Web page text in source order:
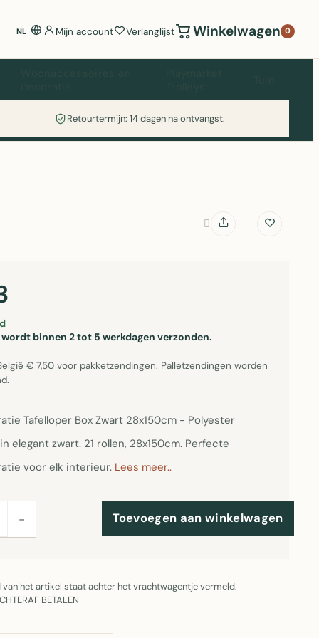
NL Mijn account Verlanglijst Winkelwagen 0
Retourtermijn: 14 dagen na ontvangst.
binnen 2 tot 5 werkdagen verzonden.
€ 7,50 voor pakketzendingen. Palletzendingen worden
Tafelloper Box Zwart 28x150cm - Polyester
elegant zwart. 21 rollen, 28x150cm. Perfecte
voor elk interieur. Lees meer..
− Toevoegen aan winkelwagen
van het artikel staat achter het vrachtwagentje vermeld.
BETALEN